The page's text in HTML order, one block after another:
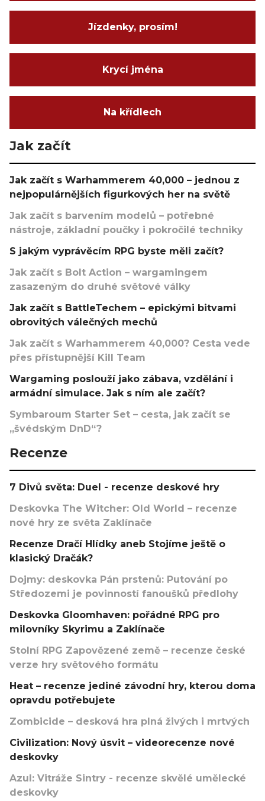
Jízdenky, prosím!
Krycí jména
Na křídlech
Jak začít
Jak začít s Warhammerem 40,000 – jednou z
nejpopulárnějších figurkových her na světě
Jak začít s barvením modelů – potřebné
nástroje, základní poučky i pokročilé techniky
S jakým vyprávěcím RPG byste měli začít?
Jak začít s Bolt Action – wargamingem
zasazeným do druhé světové války
Jak začít s BattleTechem – epickými bitvami
obrovitých válečných mechů
Jak začít s Warhammerem 40,000? Cesta vede
přes přístupnější Kill Team
Wargaming poslouží jako zábava, vzdělání i
armádní simulace. Jak s ním ale začít?
Symbaroum Starter Set – cesta, jak začít se
„švédským DnD“?
Recenze
7 Divů světa: Duel - recenze deskové hry
Deskovka The Witcher: Old World – recenze
nové hry ze světa Zaklínače
Recenze Dračí Hlídky aneb Stojíme ještě o
klasický Dračák?
Dojmy: deskovka Pán prstenů: Putování po
Středozemi je povinností fanoušků předlohy
Deskovka Gloomhaven: pořádné RPG pro
milovníky Skyrimu a Zaklínače
Stolní RPG Zapovězené země – recenze české
verze hry světového formátu
Heat – recenze jediné závodní hry, kterou doma
opravdu potřebujete
Zombicide – desková hra plná živých i mrtvých
Civilization: Nový úsvit – videorecenze nové
deskovky
Azul: Vitráže Sintry - recenze skvělé umělecké
deskovky